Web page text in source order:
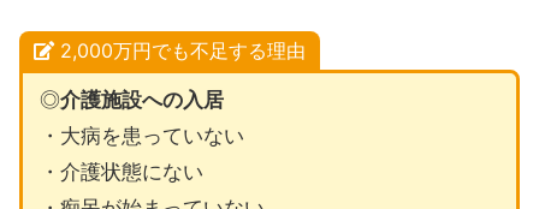
2,000万円でも不足する理由
◎介護施設への入居
・大病を患っていない
・介護状態にない